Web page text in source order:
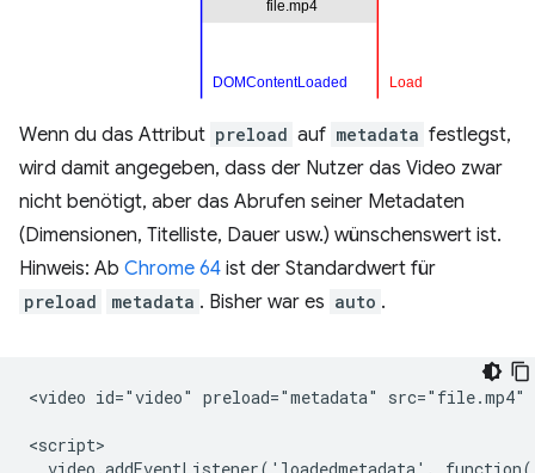
Wenn du das Attribut preload auf metadata festlegst,
wird damit angegeben, dass der Nutzer das Video zwar
nicht benötigt, aber das Abrufen seiner Metadaten
(Dimensionen, Titelliste, Dauer usw.) wünschenswert ist.
Hinweis: Ab Chrome 64 ist der Standardwert für
preload metadata . Bisher war es auto .
<video id="video" preload="metadata" src="file.mp4"
<script>